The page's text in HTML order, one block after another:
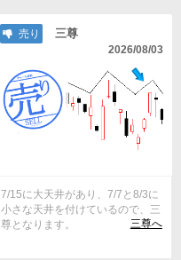
売り 三尊
2026/08/03
7/15に大天井があり、7/7と8/3に
小さな天井を付けているので、三
尊となります。
三尊へ